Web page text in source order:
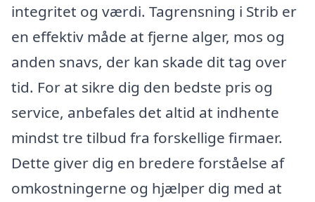
integritet og værdi. Tagrensning i Strib er
en effektiv måde at fjerne alger, mos og
anden snavs, der kan skade dit tag over
tid. For at sikre dig den bedste pris og
service, anbefales det altid at indhente
mindst tre tilbud fra forskellige firmaer.
Dette giver dig en bredere forståelse af
omkostningerne og hjælper dig med at